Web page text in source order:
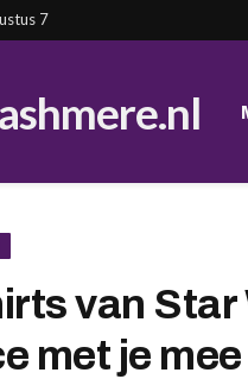
7
van Star
met je mee